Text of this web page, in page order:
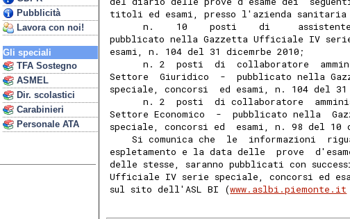
Pubblicità
Lavora con noi!
Gli speciali
TFA Sostegno
ASMEL
Dir. scolastici
Carabinieri
Personale ATA
titoli ed esami, presso l'azienda
n.    10    posti    di
pubblicato nella Gazzetta Ufficiale IV
esami, n. 104 del 31 dicemrbe 2010;
n. 2  posti  di  collaboratore
Settore  Giuridico  -  pubblicato nella
speciale, concorsi  ed esami, n. 104 del 31
n. 2  posti  di collaboratore
Settore Economico  -  pubblicato nella
speciale, concorsi ed  esami, n. 98 del 10
Si comunica che  le  informazioni
espletamento e la data delle  prove
delle stesse, saranno pubblicati con
Ufficiale IV serie speciale, concorsi ed
sul sito dell'ASL BI (www.aslbi.piemonte.it